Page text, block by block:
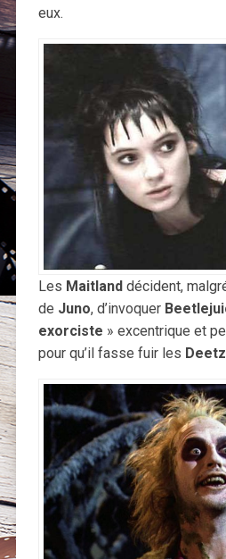
eux.
Les Maitlanddécident,
de Juno, d’invoquer
exorciste » excentrique et
pour qu’il fasse fuir les Deetz